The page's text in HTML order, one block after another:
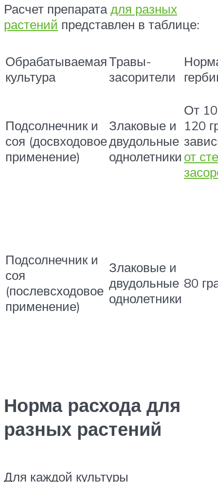
Расчет препаратадля разных
растений представлен в таблице:
Обрабатываемая
культура
Травы-
засорители
Подсолнечник и
соя (досвходовое
применение)
Злаковые и
двудольные
однолетники
От
120
от
Подсолнечник и
соя
(послевсходовое
применение)
Злаковые и
двудольные
однолетники
80
Норма расхода для
разных растений
Для каждой культуры